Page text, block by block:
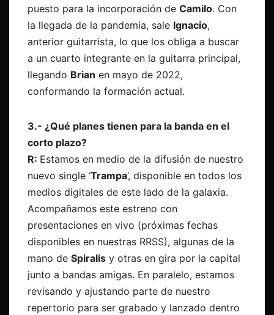
puesto para la incorporación de Camilo. Con
la llegada de la pandemia, sale Ignacio,
anterior guitarrista, lo que los obliga a buscar
a un cuarto integrante en la guitarra principal,
llegando Brian en mayo de 2022,
conformando la formación actual.
3.- ¿Qué planes tienen para la banda en el
corto plazo?
R: Estamos en medio de la difusión de nuestro
nuevo single ‘Trampa’, disponible en todos los
medios digitales de este lado de la galaxia.
Acompañamos este estreno con
presentaciones en vivo (próximas fechas
disponibles en nuestras RRSS), algunas de la
mano de Spiralis y otras en gira por la capital
junto a bandas amigas. En paralelo, estamos
revisando y ajustando parte de nuestro
repertorio para ser grabado y lanzado dentro